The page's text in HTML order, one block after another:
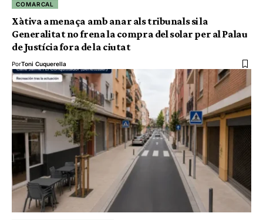
COMARCAL
Xàtiva amenaça amb anar als tribunals si la
Generalitat no frena la compra del solar per al Palau
de Justícia fora de la ciutat
PorToni Cuquerella